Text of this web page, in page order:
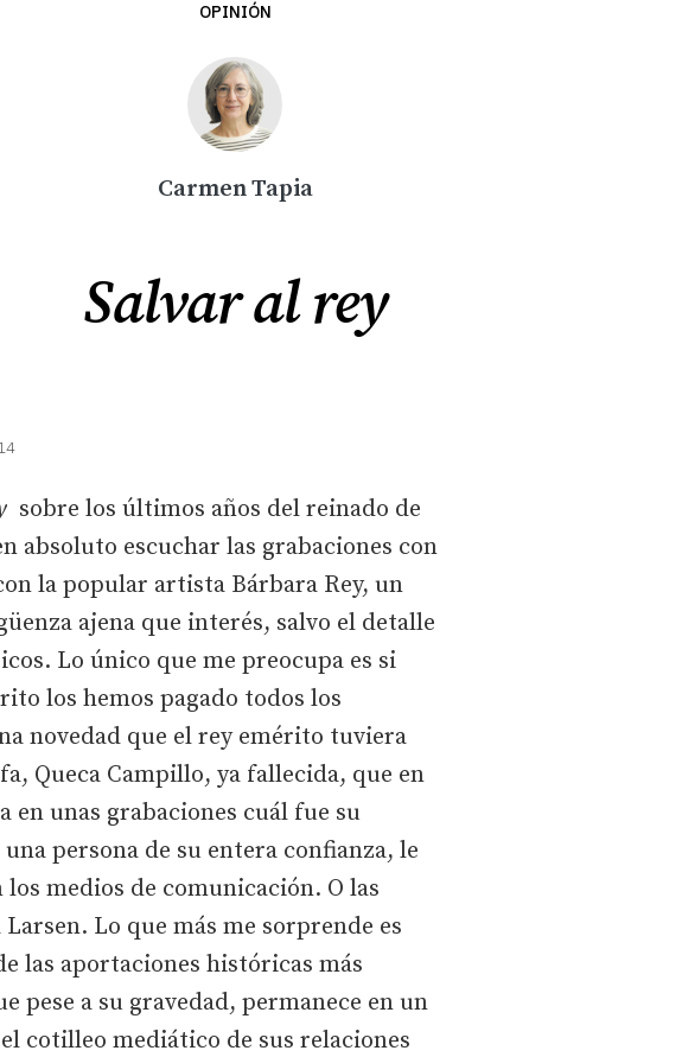
OPINIÓN
Carmen Tapia
Salvar al rey
sobre los últimos años del reinado de
absoluto escuchar las grabaciones con
la popular artista Bárbara Rey, un
ajena que interés, salvo el detalle
Lo único que me preocupa es si
los hemos pagado todos los
novedad que el rey emérito tuviera
Queca Campillo, ya fallecida, que en
en unas grabaciones cuál fue su
persona de su entera confianza, le
medios de comunicación. O las
Lo que más me sorprende es
las aportaciones históricas más
pese a su gravedad, permanece en un
cotilleo mediático de sus relaciones